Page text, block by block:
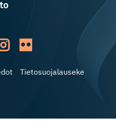
Tietosuojalauseke